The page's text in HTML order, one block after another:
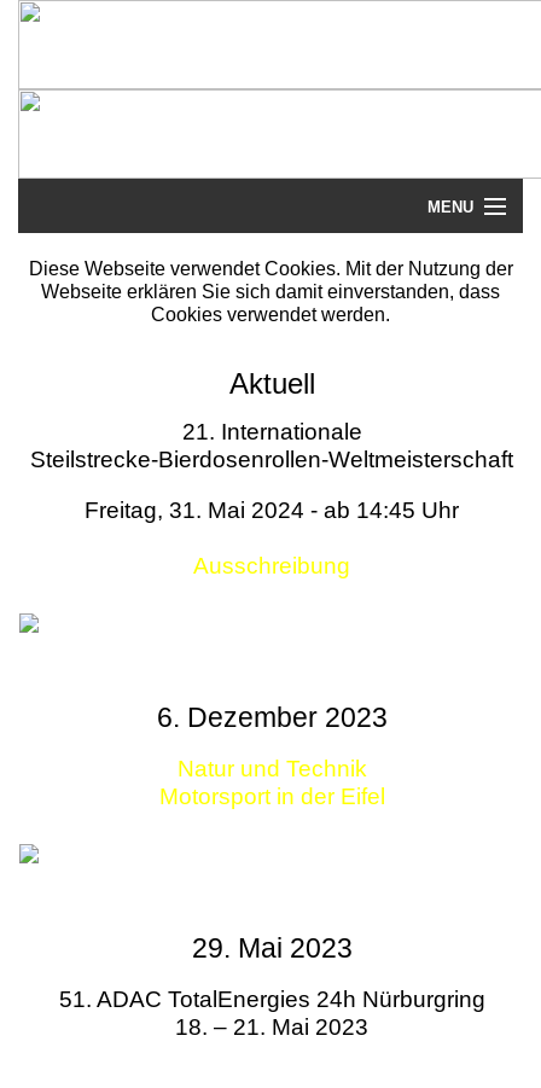
MENU
Startseite
Literatur
Termine
Diese Webseite verwendet Cookies. Mit der Nutzung der
Webseite erklären Sie sich damit einverstanden, dass
Cookies verwendet werden.
Aktuell
21. Internationale
Steilstrecke-Bierdosenrollen-Weltmeisterschaft
Freitag, 31. Mai 2024 - ab 14:45 Uhr
Ausschreibung
6. Dezember 2023
Natur und Technik
Motorsport in der Eifel
29. Mai 2023
51. ADAC TotalEnergies 24h Nürburgring
18. – 21. Mai 2023